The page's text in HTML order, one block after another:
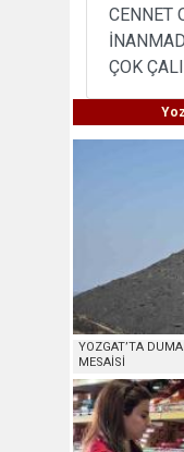
CENNET
ÇOK
YOZGAT’TA
MESAİSİ